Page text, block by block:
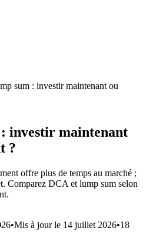
sum : investir maintenant ou
investir maintenant
?
offre plus de temps au marché ;
Comparez DCA et lump sum selon
•Mis à jour le 14 juillet 2026•18